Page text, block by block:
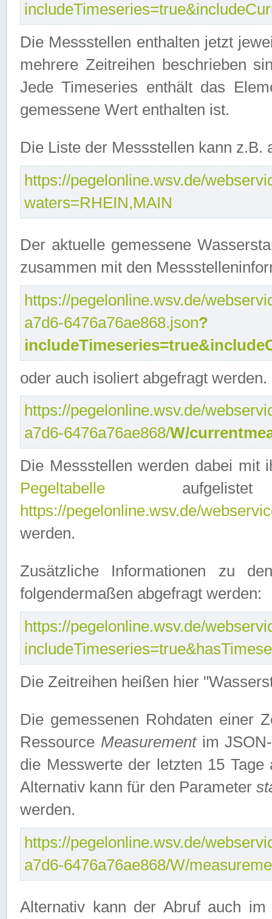
Die Messstellen enthalten jetzt
mehrere Zeitreihen beschrieben
Jede Timeseries enthält das
gemessene Wert enthalten ist.
Die Liste der Messstellen kann
https://pegelonline.wsv.de/
waters=RHEIN,MAIN
Der aktuelle gemessene
zusammen mit den
https://pegelonline.wsv.de/
a7d6-6476a76ae868.json?
oder auch isoliert abgefragt werden.
https://pegelonline.wsv.de/
a7d6-6476a76ae868/W/
Die Messstellen werden dabei mit
Pegeltabelle
https://pegelonline.wsv.de/
werden.
Zusätzliche Informationen zu
folgendermaßen abgefragt werden:
https://pegelonline.wsv.de/
Die Zeitreihen heißen hier
Die gemessenen Rohdaten einer
Ressource Measurementim JSON-
die Messwerte der letzten 15
Alternativ kann für den Parameter
werden.
https://pegelonline.wsv.de/
a7d6-6476a76ae868/W/
Alternativ kann der Abruf auch